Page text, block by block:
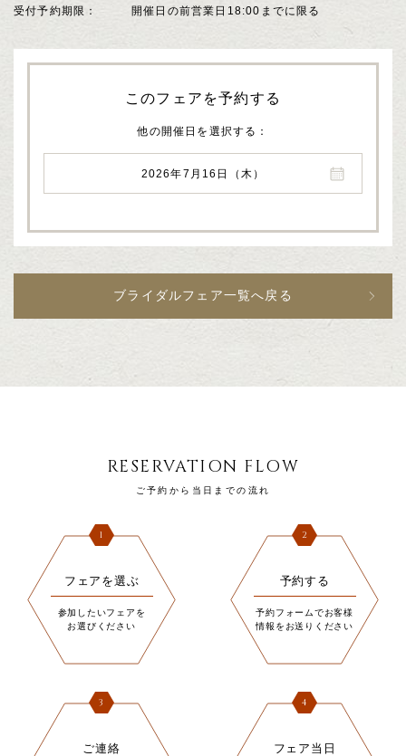
受付予約期限 開催日の前営業日18:00までに限る
このフェアを予約する
他の開催日を選択する
2026年7月16日（木）
ブライダルフェア一覧へ戻る
RESERVATION FLOW
ご予約から当日までの流れ
1
フェアを選ぶ
参加したいフェアを
お選びください
2
予約する
予約フォームでお客様
情報をお送りください
3
ご連絡
4
フェア当日